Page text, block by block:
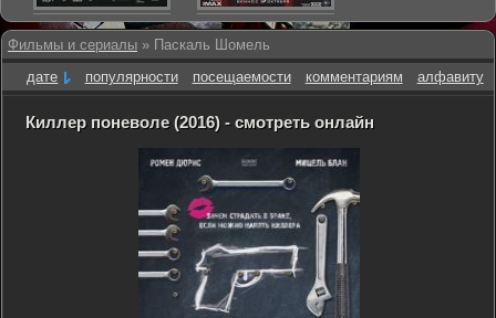
Фильмы и сериалы » Паскаль Шомель
дате
популярности посещаемости комментариям алфавиту
Киллер поневоле (2016) - смотреть онлайн